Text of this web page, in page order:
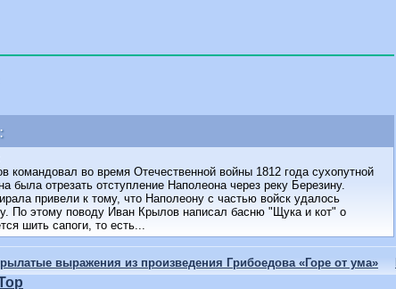
командовал во время Отечественной войны 1812 года сухопутной
была отрезать отступление Hаполеона через реку Березину.
привели к тому, что Hаполеону с частью войск удалось
По этому поводу Иван Крылов написал басню "Щука и кот" о
шить сапоги, то есть...
выражения из произведения Грибоедова «Горе от ума»